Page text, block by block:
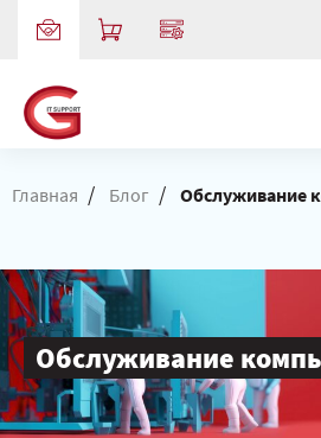
Главная / Блог / Обслуживание
Обслуживание